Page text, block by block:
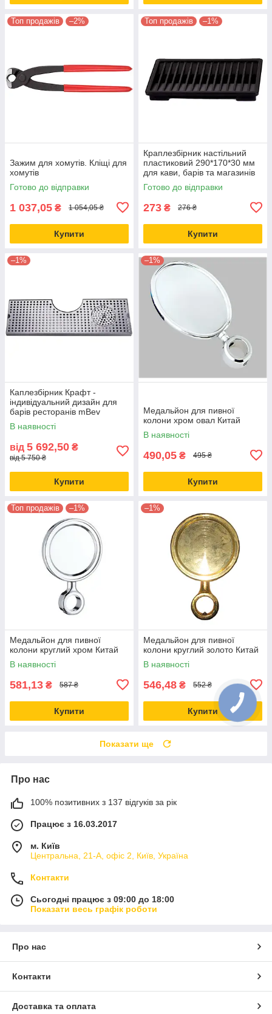
Топ продажів –2%
Зажим для хомутів. Кліщі для
хомутів
Готово до відправки
1 037,05 ₴ 1 054,05 ₴
Купити
Топ продажів –1%
Краплезбірник настільний
пластиковий 290*170*30 мм
для кави, барів та магазинів
Готово до відправки
273 ₴ 276 ₴
Купити
–1%
Каплезбірник Крафт -
індивідуальний дизайн для
барів ресторанів mBev
Україна
В наявності
від 5 692,50 ₴
від 5 750 ₴
Купити
–1%
Медальйон для пивної
колони хром овал Китай
В наявності
490,05 ₴ 495 ₴
Купити
Топ продажів –1%
Медальйон для пивної
колони круглий хром Китай
В наявності
581,13 ₴ 587 ₴
Купити
–1%
Медальйон для пивної
колони круглий золото Китай
В наявності
546,48 ₴ 552 ₴
Купити
Показати ще
Про нас
100% позитивних з 137 відгуків за рік
Працює з 16.03.2017
м. Київ
Центральна, 21-А, офіс 2, Київ, Україна
Контакти
Сьогодні працює з 09:00 до 18:00
Показати весь графік роботи
Про нас
Контакти
Доставка та оплата